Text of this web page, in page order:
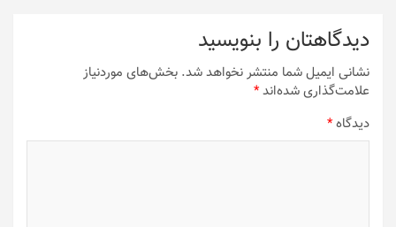
دیدگاهتان را بنویسید
نشانی ایمیل شما منتشر نخواهد شد. بخش‌های موردنیاز
علامت‌گذاری شده‌اند*
دیدگاه*